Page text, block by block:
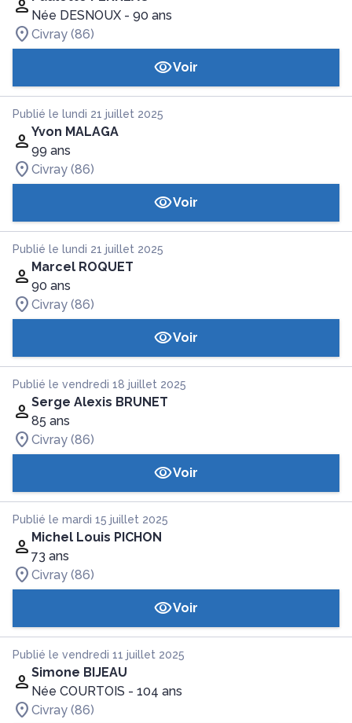
Née DESNOUX - 90 ans
Civray (86)
Voir
Publié le lundi 21 juillet 2025
Yvon MALAGA
99 ans
Civray (86)
Voir
Publié le lundi 21 juillet 2025
Marcel ROQUET
90 ans
Civray (86)
Voir
Publié le vendredi 18 juillet 2025
Serge Alexis BRUNET
85 ans
Civray (86)
Voir
Publié le mardi 15 juillet 2025
Michel Louis PICHON
73 ans
Civray (86)
Voir
Publié le vendredi 11 juillet 2025
Simone BIJEAU
Née COURTOIS - 104 ans
Civray (86)